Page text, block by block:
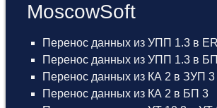
MoscowSoft
Перенос данных из УПП 1.3 в
Перенос данных из УПП 1.3 в
Перенос данных из КА 2 в ЗУП 3
Перенос данных из КА 2 в БП 3